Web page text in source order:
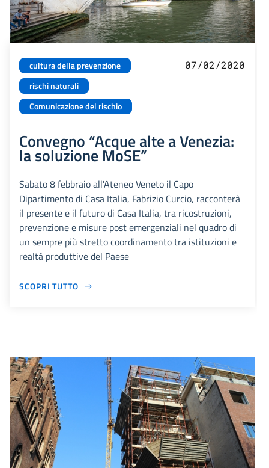
cultura della prevenzione
rischi naturali
Comunicazione del rischio
07/02/2020
Convegno “Acque alte a Venezia:
la soluzione MoSE”
Sabato 8 febbraio all'Ateneo Veneto il Capo
Dipartimento di Casa Italia, Fabrizio Curcio, racconterà
il presente e il futuro di Casa Italia, tra ricostruzioni,
prevenzione e misure post emergenziali nel quadro di
un sempre più stretto coordinamento tra istituzioni e
realtà produttive del Paese
SCOPRI TUTTO